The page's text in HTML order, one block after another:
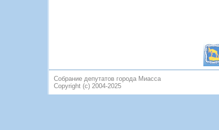
Собрание депутатов города Миасса
Copyright (c) 2004-2025